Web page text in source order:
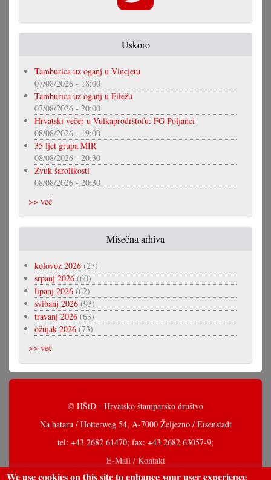
Uskoro
Tamburica uz oganj u Vincjetu
07/08/2026 - 18:00
Tamburica uz oganj u Filežu
07/08/2026 - 20:00
Hrvatski večer u Vulkaprodrštofu: FG Poljanci
08/08/2026 - 19:00
35 ljet grupa MIR
08/08/2026 - 20:30
Zvuk šarolikosti
08/08/2026 - 20:30
>> već
Misečna arhiva
kolovoz 2026 (27)
srpanj 2026 (60)
lipanj 2026 (62)
svibanj 2026 (93)
travanj 2026 (63)
ožujak 2026 (73)
>> već
© HŠtD - Hrvatsko štamparsko društvo
Na hataru / Hotterweg 54, A-7000 Željezno / Eisenstadt
tel: +43 2682 61470; fax: +43 2682 63057-9;
E-Mail / Kontakt
We use cookies on this site to enhance your user experience